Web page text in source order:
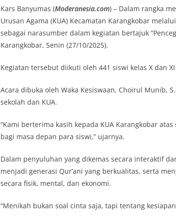
Kars Banyumas (Moderanesia.com) – Dalam rangka
Urusan Agama (KUA) Kecamatan Karangkobar
sebagai narasumber dalam kegiatan bertajuk
Karangkobar, Senin (27/10/2025).
Kegiatan tersebut diikuti oleh 441 siswi kelas X dan
Acara dibuka oleh Waka Kesiswaan, Choirul Munib,
sekolah dan KUA.
“Kami berterima kasih kepada KUA Karangkobar
bagi masa depan para siswi,” ujarnya.
Dalam penyuluhan yang dikemas secara interaktif
menjadi generasi Qur’ani yang berkualitas, serta
secara fisik, mental, dan ekonomi.
“Menikah bukan soal cinta saja, tapi tentang